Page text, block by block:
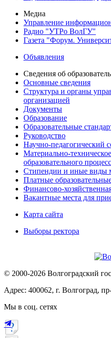
Медиа
Управление
Радио "УТРо ВолГУ"
Газета "Форум.
Объявления
Сведения об
Основные сведения
Структура и органы
организацией
Документы
Образование
Образовательные
Руководство
Научно-педагогический
Материально-
образовательного
Стипендии и иные виды
Платные
Финансово-
Вакантные места для
Карта сайта
Выборы ректора
© 2000-2026 Волгоградский
Адрес: 400062, г. Волгоград,
Мы в соц. сетях